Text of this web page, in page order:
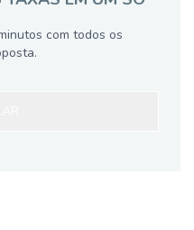
com todos os